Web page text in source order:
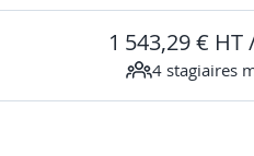
1 543,29 €
4 stagiaires